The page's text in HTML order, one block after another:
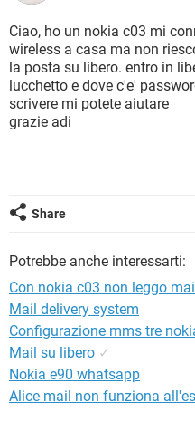
TIKTOK
HARDWARE
INSTAGRAM
TIKTOK
HARDWARE
INTRATTENIMENTO
iOS
INSTAGRAM
TIKTOK
HARDWARE
COVID-19
INTRATTENIMENTO
iOS
INSTAGRAM
Ciao, ho un nokia c03 mi
wireless a casa ma non
la posta su libero. entro in
lucchetto e dove c'e'
scrivere mi potete aiutare
grazie adi
Share
Potrebbe anche interessarti:
Con nokia c03 non leggo
Mail delivery system
Configurazione mms tre
Mail su libero ✓
Nokia e90 whatsapp
Alice mail non funziona